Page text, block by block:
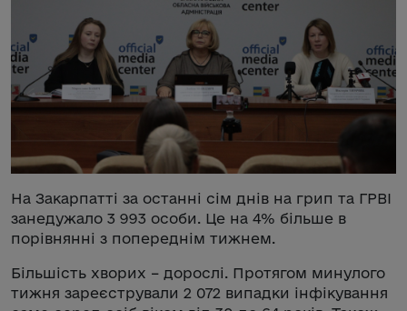
На Закарпатті за останні сім днів на грип та ГРВІ
занедужало 3 993 особи. Це на 4% більше в
порівнянні з попереднім тижнем.
Більшість хворих – дорослі. Протягом минулого
тижня зареєстрували 2 072 випадки інфікування